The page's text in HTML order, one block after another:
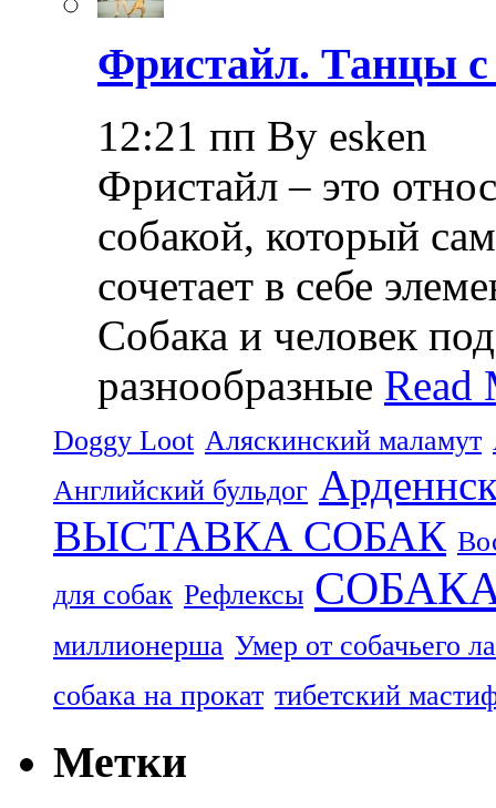
Фристайл. Танцы с
12:21 пп By esken
Фристайл – это
собакой, который
сочетает в себе
Собака и человек
разнообразные Read
Doggy Loot Аляскинский маламут
Английский бульдог
ВЫСТАВКА СОБАК
для собак Рефлексы
миллионерша Умер от собачьего
собака на прокат тибетский
Метки